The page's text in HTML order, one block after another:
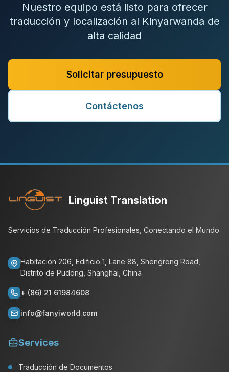
Nuestro equipo está listo para ofrecer
traducción y localización al Kinyarwanda de
alta calidad
Solicitar presupuesto
Contáctenos
Linguist Translation
Servicios de Traducción Profesionales, Conectando el Mundo
Habitación 206, Edificio 1, Lane 88, Shengrong Road,
Distrito de Pudong, Shanghai, China
+ (86) 21 61984608
info@fanyiworld.com
Services
Traducción de Documentos